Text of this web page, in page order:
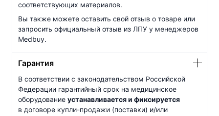
соответствующих материалов.
Вы также можете оставить свой отзыв о товаре или
запросить официальный отзыв из ЛПУ у менеджеров
Medbuy.
Гарантия
В соответствии с законодательством Российской
Федерации гарантийный срок на медицинское
оборудование устанавливается и фиксируется
в договоре купли-продажи (поставки) и/или